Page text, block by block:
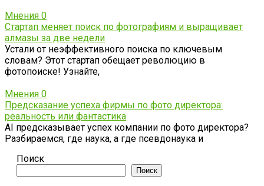
Мнения 0
Стартап меняет поиск по фотографиям и выращивает
алмазы за две недели
Устали от неэффективного поиска по ключевым
словам? Этот стартап обещает революцию в
фотопоиске! Узнайте,
Мнения 0
Предсказание успеха фирмы по фото директора:
реальность или фантастика
AI предсказывает успех компании по фото директора?
Разбираемся, где наука, а где псевдонаука и
Поиск
Поиск